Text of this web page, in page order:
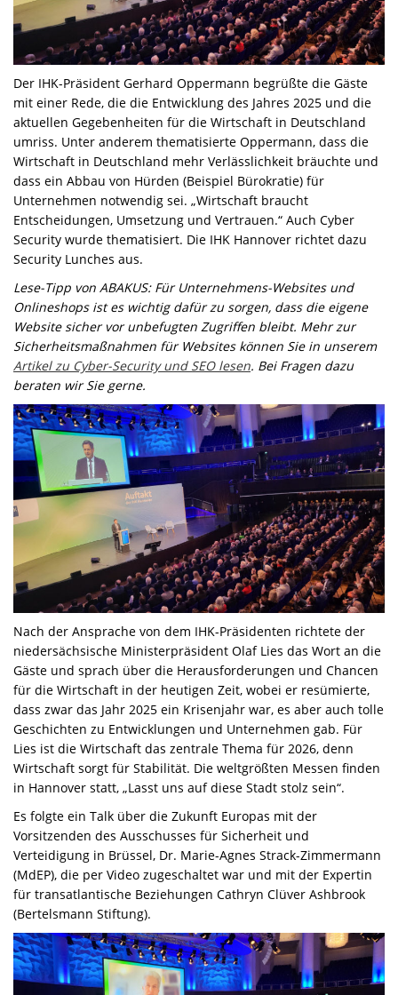
Der IHK-Präsident Gerhard Oppermann begrüßte die Gäste
mit einer Rede, die die Entwicklung des Jahres 2025 und die
aktuellen Gegebenheiten für die Wirtschaft in Deutschland
umriss. Unter anderem thematisierte Oppermann, dass die
Wirtschaft in Deutschland mehr Verlässlichkeit bräuchte und
dass ein Abbau von Hürden (Beispiel Bürokratie) für
Unternehmen notwendig sei. „Wirtschaft braucht
Entscheidungen, Umsetzung und Vertrauen.“ Auch Cyber
Security wurde thematisiert. Die IHK Hannover richtet dazu
Security Lunches aus.
Lese-Tipp von ABAKUS: Für Unternehmens-Websites und
Onlineshops ist es wichtig dafür zu sorgen, dass die eigene
Website sicher vor unbefugten Zugriffen bleibt. Mehr zur
Sicherheitsmaßnahmen für Websites können Sie in unserem
Artikel zu Cyber-Security und SEO lesen. Bei Fragen dazu
beraten wir Sie gerne.
Nach der Ansprache von dem IHK-Präsidenten richtete der
niedersächsische Ministerpräsident Olaf Lies das Wort an die
Gäste und sprach über die Herausforderungen und Chancen
für die Wirtschaft in der heutigen Zeit, wobei er resümierte,
dass zwar das Jahr 2025 ein Krisenjahr war, es aber auch tolle
Geschichten zu Entwicklungen und Unternehmen gab. Für
Lies ist die Wirtschaft das zentrale Thema für 2026, denn
Wirtschaft sorgt für Stabilität. Die weltgrößten Messen finden
in Hannover statt, „Lasst uns auf diese Stadt stolz sein“.
Es folgte ein Talk über die Zukunft Europas mit der
Vorsitzenden des Ausschusses für Sicherheit und
Verteidigung in Brüssel, Dr. Marie-Agnes Strack-Zimmermann
(MdEP), die per Video zugeschaltet war und mit der Expertin
für transatlantische Beziehungen Cathryn Clüver Ashbrook
(Bertelsmann Stiftung).